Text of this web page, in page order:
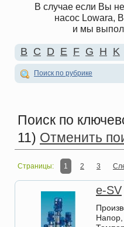
В случае если Вы
насос Lowara,
и мы
B C D E F G H K
Поиск по рубрике
Поиск по
11) Отменить
Страницы: 1 2 3
e-SV